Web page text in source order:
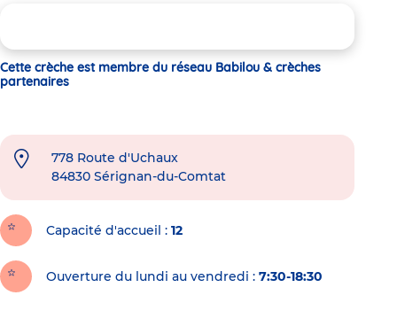
Cette crèche est membre du réseau Babilou & crèches
partenaires
778 Route d'Uchaux
84830 Sérignan-du-Comtat
Capacité d'accueil 12
Ouverture du lundi au vendredi : 7:30-18:30